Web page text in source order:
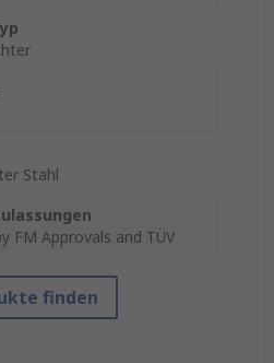
Stahl
FM Approvals and TÜV
finden